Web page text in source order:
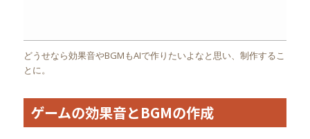
どうせなら効果音やBGMもAIで作りたいよなと思い、制作するこ
とに。
ゲームの効果音とBGMの作成